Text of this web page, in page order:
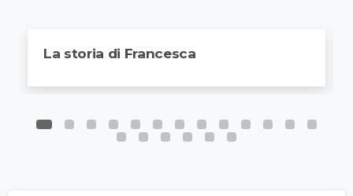
La storia di Francesca